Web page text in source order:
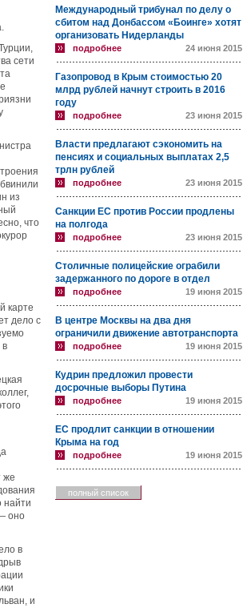
сети
из
что
карте
дело с
в
же
найти
оно
в
и
Международный трибунал по делу о
сбитом над Донбассом «Боинге» хотят
организовать Нидерланды
подробнее 24 июня 2015
Газопровод в Крым стоимостью 20
млрд рублей начнут строить в 2016
году
подробнее 23 июня 2015
Власти предлагают сэкономить на
пенсиях и социальных выплатах 2,5
трлн рублей
подробнее 23 июня 2015
Санкции ЕС против России продлены
на полгода
подробнее 23 июня 2015
Столичные полицейские ограбили
задержанного по дороге в отдел
подробнее 19 июня 2015
В центре Москвы на два дня
ограничили движение автотранспорта
подробнее 19 июня 2015
Кудрин предложил провести
досрочные выборы Путина
подробнее 19 июня 2015
ЕС продлит санкции в отношении
Крыма на год
подробнее 19 июня 2015
полный список